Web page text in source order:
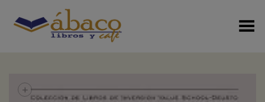
Menú Alterno
+